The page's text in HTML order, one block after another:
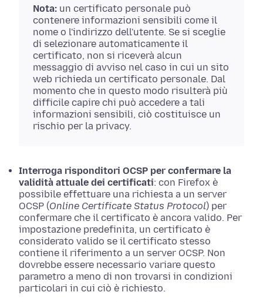
Nota: un certificato personale può
contenere informazioni sensibili come il
nome o l'indirizzo dell'utente. Se si sceglie
di selezionare automaticamente il
certificato, non si riceverà alcun
messaggio di avviso nel caso in cui un sito
web richieda un certificato personale. Dal
momento che in questo modo risulterà più
difficile capire chi può accedere a tali
informazioni sensibili, ciò costituisce un
rischio per la privacy.
Interroga risponditori OCSP per confermare la
validità attuale dei certificati: con Firefox è
possibile effettuare una richiesta a un server
OCSP (Online Certificate Status Protocol) per
confermare che il certificato è ancora valido. Per
impostazione predefinita, un certificato è
considerato valido se il certificato stesso
contiene il riferimento a un server OCSP. Non
dovrebbe essere necessario variare questo
parametro a meno di non trovarsi in condizioni
particolari in cui ciò è richiesto.